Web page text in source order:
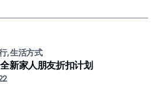
, 生活方式
新家人朋友折扣计划